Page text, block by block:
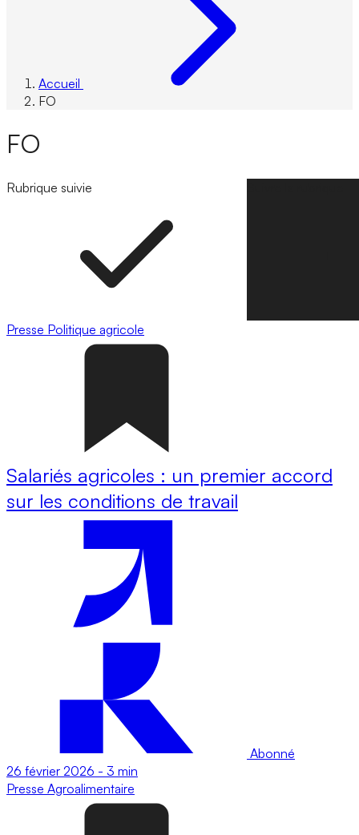
Accueil
FO
FO
Rubrique suivie
Presse Politique agricole
Salariés agricoles : un premier accord
sur les conditions de travail
Abonné
26 février 2026 - 3 min
Presse Agroalimentaire